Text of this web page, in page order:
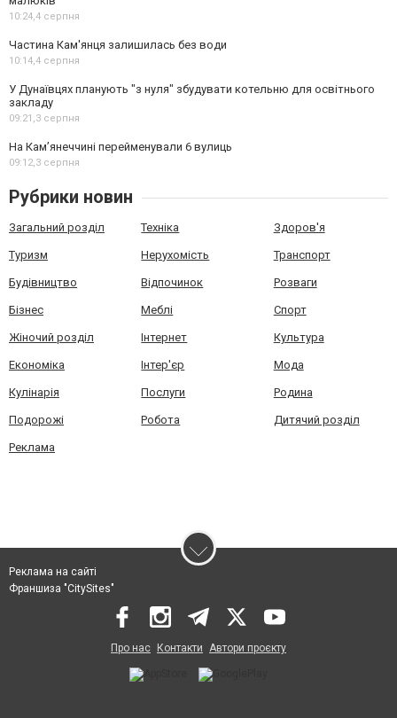
10:24,4 серпня
Частина Кам'янця залишилась без води
10:14,4 серпня
У Дунаївцях планують "з нуля" збудувати котельню для освітнього
закладу
09:21,3 серпня
На Камʼянеччині перейменували 6 вулиць
09:12,3 серпня
Рубрики новин
Загальний розділ Техніка Здоров'я
Туризм Нерухомість Транспорт
Будівництво Відпочинок Розваги
Бізнес Меблі Спорт
Жіночий розділ Інтернет Культура
Економіка Інтер'єр Мода
Кулінарія Послуги Родина
Подорожі Робота Дитячий розділ
Реклама
Реклама на сайті
Франшиза "CitySites"
Про нас Контакти Автори проєкту